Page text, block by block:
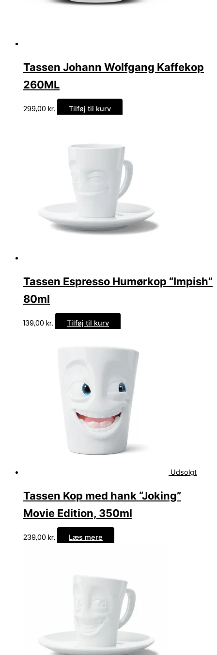
Tassen Johann Wolfgang Kaffekop
260ML
299,00 kr. Tilføj til kurv
Tassen Espresso Humørkop “Impish”
80ml
139,00 kr. Tilføj til kurv
Udsolgt
Tassen Kop med hank “Joking”
Movie Edition, 350ml
239,00 kr. Læs mere